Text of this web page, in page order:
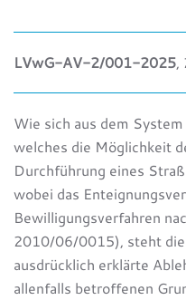
LVwG-AV-2/001-2025,
Wie sich aus dem
welches die Möglichkeit
Durchführung eines
wobei das
Bewilligungsverfahren
2010/06/0015), steht
ausdrücklich erklärte
allenfalls betroffenen